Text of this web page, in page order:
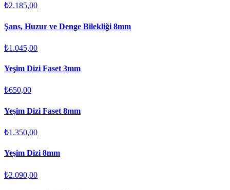
₺2.185,00
Şans, Huzur ve Denge Bilekliği 8mm
₺1.045,00
Yeşim Dizi Faset 3mm
₺650,00
Yeşim Dizi Faset 8mm
₺1.350,00
Yeşim Dizi 8mm
₺2.090,00